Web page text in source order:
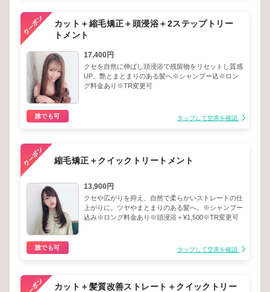
カット＋縮毛矯正＋頭浸浴＋2ステップトリー
トメント
17,400円
クセを自然に伸ばし頭浸浴で残留物をリセットし質感
UP。艶とまとまりのある髪へ※シャンプー込※ロン
グ料金あり※TR変更可
誰でも可 タップして空席を確認
縮毛矯正＋クイックトリートメント
13,900円
クセや広がりを抑え、自然で柔らかいストレートの仕
上がりに。ツヤやまとまりのある髪へ。※シャンプー
込み※ロング料金あり※頭浸浴＋¥1,500※TR変更可
誰でも可 タップして空席を確認
カット＋髪質改善ストレート＋クイックトリー